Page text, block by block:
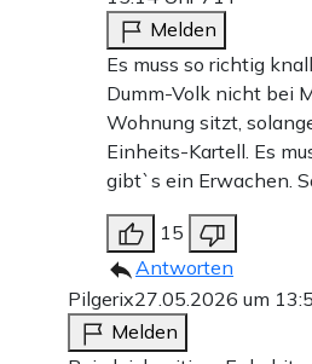
Melden
Es muss so richtig
Dumm-Volk nicht bei
Wohnung sitzt,
Einheits-Kartell. Es
gibt`s ein Erwachen.
15
Antworten
Pilgerix27.05.2026 um
Melden